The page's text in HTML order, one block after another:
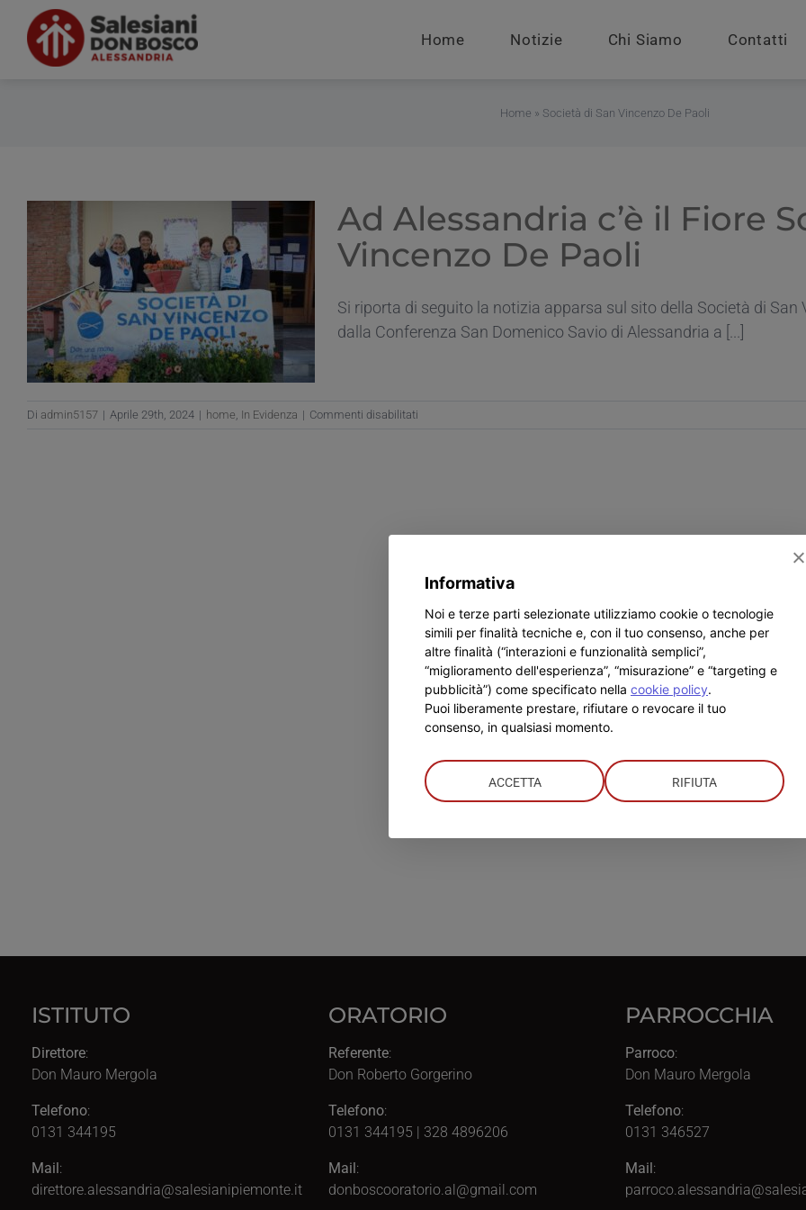
contenuto
Home Notizie Chi Siamo Contatti
Home » Società di San Vincenzo De Paoli
Ad Alessandria c’è il Fiore
Vincenzo De Paoli
Si riporta di seguito la notizia apparsa sul sito della Società di San
dalla Conferenza San Domenico Savio di Alessandria a [...]
Di admin5157 | Aprile 29th, 2024 | home, In Evidenza | Commenti disabilitati
di
Vincenzo
De
Paoli
ISTITUTO
Direttore:
Don Mauro Mergola
Telefono:
0131 344195
Mail :
direttore.alessandria@salesianipiemonte.it
ORATORIO
Referente:
Don Roberto Gorgerino
Telefono:
0131 344195 | 328 4896206
Mail :
donboscooratorio.al@gmail.com
PARROCCHIA
Parroco:
Don Mauro Mergola
Telefono:
0131 346527
Mail :
Informativa
Noi e terze parti selezionate utilizziamo cookie o tecnologie
simili per finalità tecniche e, con il tuo consenso, anche per
altre finalità (“interazioni e funzionalità semplici”,
“miglioramento dell'esperienza”, “misurazione” e “targeting e
pubblicità”) come specificato nella cookie policy.
Puoi liberamente prestare, rifiutare o revocare il tuo
consenso, in qualsiasi momento.
ACCETTA RIFIUTA